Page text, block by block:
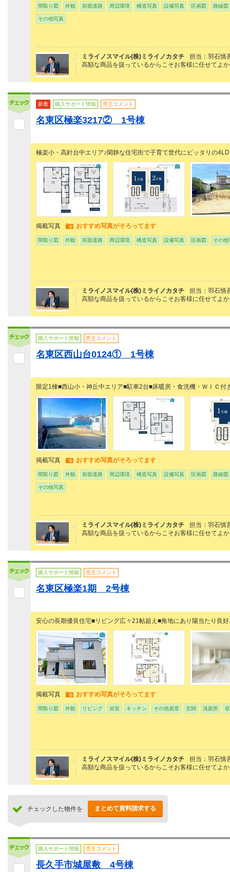
間取り図 外観 前面道路 周辺環境 構造写真 設備写真 区画図 路線図
その他写真
ミライノスマイル(株)ミライノカタチ
担当：羽石慎
高額な商品を扱っているからこそお客様に任せてよ
新着 購入サポート情報 売主コメント
名東区極楽3217② 1号棟
極楽小・高針台中エリア♪閑静な住宅街で子育て世代にピッタリの
掲載写真 おすすめ写真がそろってます
間取り図 外観 前面道路 周辺環境 構造写真 設備写真 区画図 その他
ミライノスマイル(株)ミライノカタチ
担当：羽石慎
高額な商品を扱っているからこそお客様に任せてよ
購入サポート情報 売主コメント
名東区西山台0124① 1号棟
限定1棟■西山小・神丘中エリア■駐車2台■床暖房・食洗機・ＷＩＣ付
掲載写真 おすすめ写真がそろってます
間取り図 外観 前面道路 周辺環境 構造写真 設備写真 区画図 路線図
その他写真
ミライノスマイル(株)ミライノカタチ
担当：羽石慎
高額な商品を扱っているからこそお客様に任せてよ
購入サポート情報 売主コメント
名東区極楽1期 2号棟
安心の長期優良住宅■リビング広々21帖超え■角地にあり陽当たり良好
掲載写真 おすすめ写真がそろってます
間取り図 外観 リビング 浴室 キッチン その他居室 玄関 洗面所
ミライノスマイル(株)ミライノカタチ
担当：羽石慎
高額な商品を扱っているからこそお客様に任せてよ
チェックした物件を まとめて資料請求する
購入サポート情報 売主コメント
長久手市城屋敷 4号棟